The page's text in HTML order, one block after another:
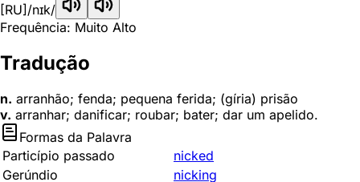
[RU] /nɪk/
Frequência: Muito Alto
Tradução
n. arranhão; fenda; pequena ferida; (gíria) prisão
v. arranhar; danificar; roubar; bater; dar um apelido.
Formas da Palavra
Particípio passado
nicked
Gerúndio
nicking